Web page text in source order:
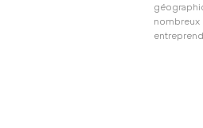
nombreux